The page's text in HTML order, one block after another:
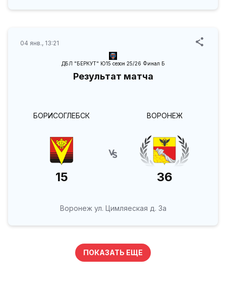
04 янв., 13:21
ДБЛ "БЕРКУТ" Ю15 сезон 25/26 Финал Б
Результат матча
БОРИСОГЛЕБСК
15
ВОРОНЕЖ
36
Воронеж ул. Цимляеская д. 3а
ПОКАЗАТЬ ЕЩЕ